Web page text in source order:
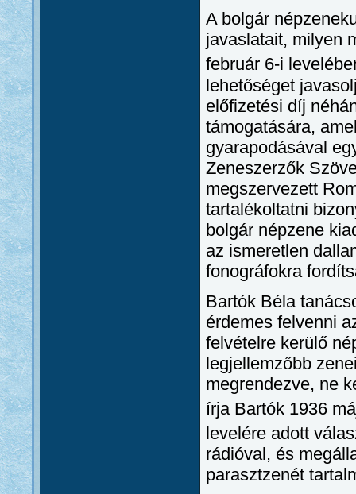
A bolgár
javaslatait, milyen
február 6-i
lehetőséget
előfizetési díj
támogatására,
gyarapodásával
Zeneszerzők
megszervezett
tartalékoltatni
bolgár népzene
az ismeretlen
fonográfokra
Bartók Béla
érdemes felvenni
felvételre kerülő
legjellemzőbb
megrendezve, ne
írja Bartók 1936
levelére adott
rádióval, és
parasztzenét